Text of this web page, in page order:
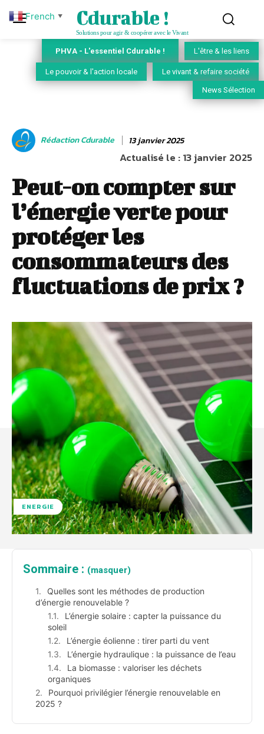
Cdurable !
Solutions pour agir & coopérer avec le Vivant
PHVA - L'essentiel Cdurable ! L'être & les liens
Le pouvoir & l'action locale Le vivant & refaire société
News Sélection
Rédaction Cdurable 13 janvier 2025
Actualisé le :13 janvier 2025
Peut-on compter sur
l’énergie verte pour
protéger les
consommateurs des
fluctuations de prix ?
ENERGIE
Sommaire : (masquer)
Quelles sont les méthodes de production
d’énergie renouvelable ?
L’énergie solaire : capter la puissance du
soleil
L’énergie éolienne : tirer parti du vent
L’énergie hydraulique : la puissance de l’eau
La biomasse : valoriser les déchets
organiques
Pourquoi privilégier l’énergie renouvelable en
2025 ?
French ▼